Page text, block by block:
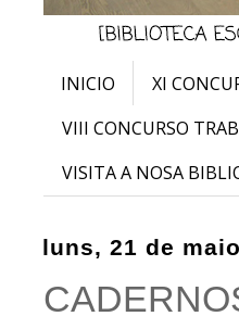
INICIO
XI
VIII CONCURSO
VISITA A NOSA
luns, 21 de